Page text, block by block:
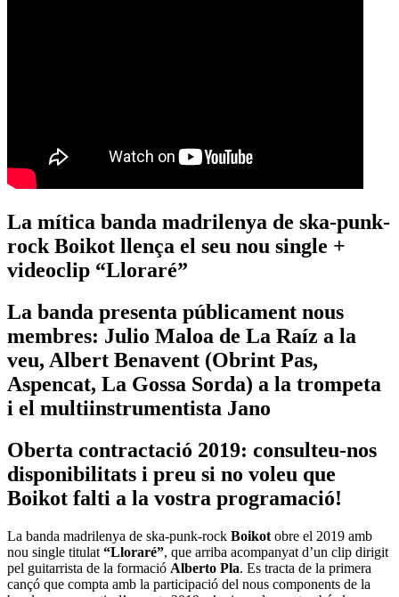
La mítica banda madrilenya de ska-punk-
rock Boikot llença el seu nou single +
videoclip “Lloraré”
La banda presenta públicament nous
membres: Julio Maloa de La Raíz a la
veu, Albert Benavent (Obrint Pas,
Aspencat, La Gossa Sorda) a la trompeta
i el multiinstrumentista Jano
Oberta contractació 2019: consulteu-nos
disponibilitats i preu si no voleu que
Boikot falti a la vostra programació!
La banda madrilenya de ska-punk-rock Boikot obre el 2019 amb
nou single titulat “Lloraré”, que arriba acompanyat d’un clip dirigit
pel guitarrista de la formació Alberto Pla. Es tracta de la primera
cançó que compta amb la participació del nous components de la